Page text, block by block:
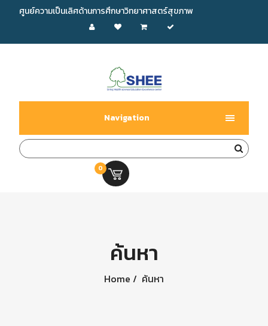
ศูนย์ความเป็นเลิศด้านการศึกษาวิทยาศาสตร์สุขภาพ
Navigation
0
ค้นหา
Home ค้นหา